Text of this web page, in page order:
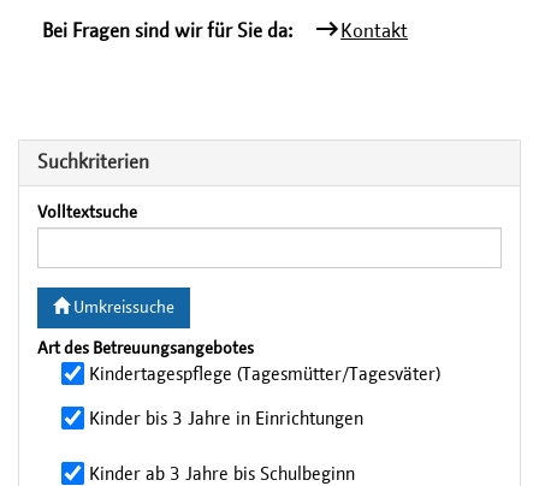
Bei Fragen sind wir für Sie da: Kontakt
Suchkriterien
Volltextsuche
Umkreissuche
Art des Betreuungsangebotes
Kindertagespflege (Tagesmütter/Tagesväter)
Kinder bis 3 Jahre in Einrichtungen
Kinder ab 3 Jahre bis Schulbeginn